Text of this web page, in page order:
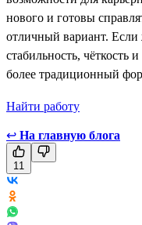
нового и готовы
отличный вариант.
стабильность, чёткость
более традиционный
Найти работу
↩ На главную блога
11